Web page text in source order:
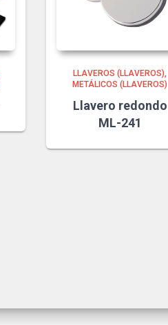
LLAVEROS (LLAVEROS)
METÁLICOS (LLAVEROS)
Llavero redondo
ML-241